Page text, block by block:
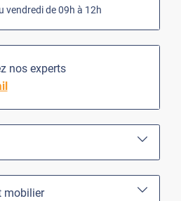
vendredi de 09h à 12h
nos experts
mobilier